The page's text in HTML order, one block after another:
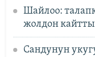
Шайлоо:
жолдон кайтты
Сандунун